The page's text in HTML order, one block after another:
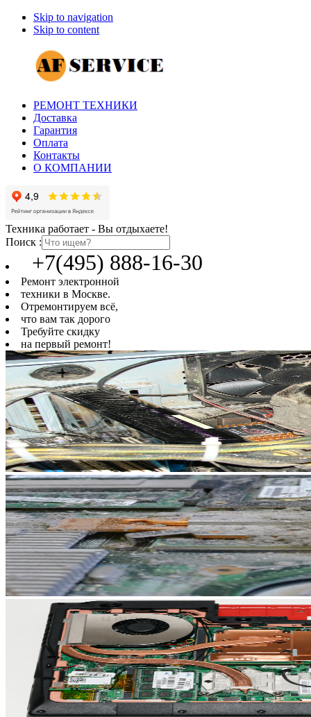
Skip to navigation
Skip to content
РЕМОНТ ТЕХНИКИ
Доставка
Гарантия
Оплата
Контакты
О КОМПАНИИ
Техника работает - Вы отдыхаете!
Поиск :
+7(495) 888-16-30
Ремонт электронной
техники в Москве.
Отремонтируем всё,
что вам так дорого
Требуйте скидку
на первый ремонт!